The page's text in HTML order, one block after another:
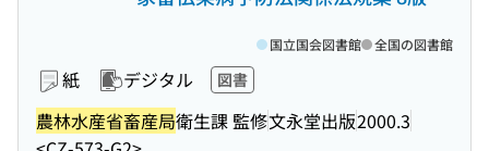
紙 デジタル 図書
農林水産省畜産局衛生課 監修文永堂出版2000.3
国立国会図書館 全国の図書館